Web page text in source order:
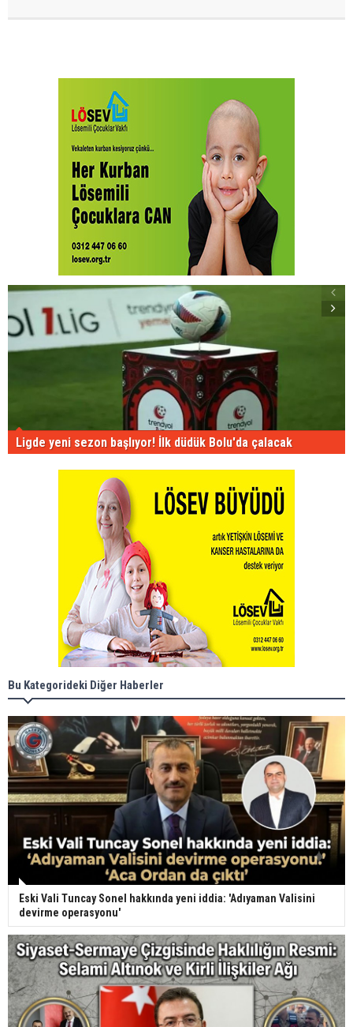
Ligde yeni sezon başlıyor! İlk düdük Bolu'da çalacak
Bu Kategorideki Diğer Haberler
Eski Vali Tuncay Sonel hakkında yeni iddia: 'Adıyaman Valisini
devirme operasyonu'